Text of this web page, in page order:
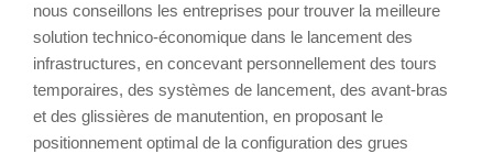
nous conseillons les entreprises pour trouver la meilleure
solution technico-économique dans le lancement des
infrastructures, en concevant personnellement des tours
temporaires, des systèmes de lancement, des avant-bras
et des glissières de manutention, en proposant le
positionnement optimal de la configuration des grues